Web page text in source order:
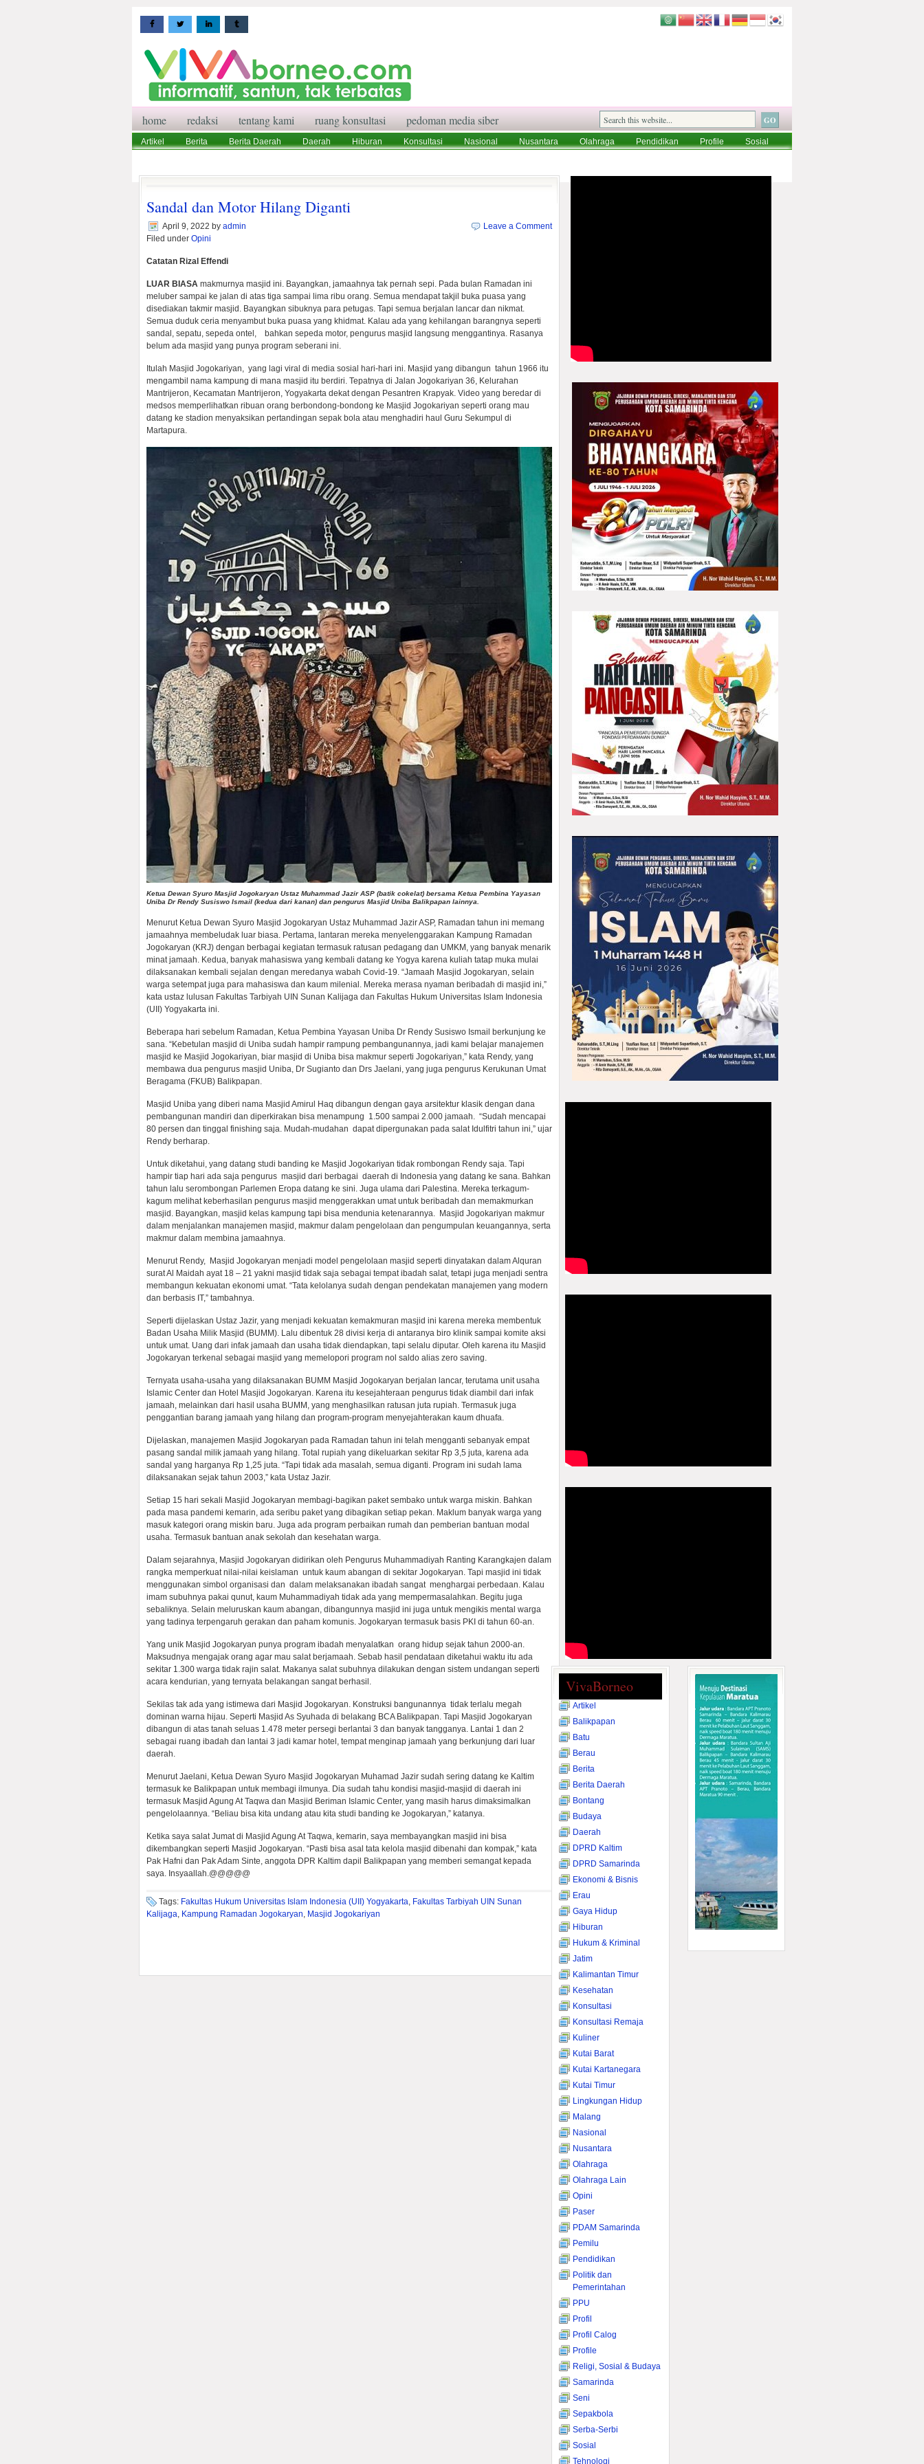
home redaksi tentang kami ruang konsultasi pedoman media siber
Artikel Berita Berita Daerah Daerah Hiburan Konsultasi Nasional Nusantara Olahraga Pendidikan Profile
Sosial
Sandal dan Motor Hilang Diganti
April 9, 2022 by admin
Filed under Opini
Leave a Comment
Catatan Rizal Effendi
LUAR BIASA makmurnya masjid ini. Bayangkan, jamaahnya tak pernah sepi. Pada bulan Ramadan ini
meluber sampai ke jalan di atas tiga sampai lima ribu orang. Semua mendapat takjil buka puasa yang
disediakan takmir masjid. Bayangkan sibuknya para petugas. Tapi semua berjalan lancar dan nikmat.
Semua duduk ceria menyambut buka puasa yang khidmat. Kalau ada yang kehilangan barangnya seperti
sandal, sepatu, sepeda ontel, bahkan sepeda motor, pengurus masjid langsung menggantinya. Rasanya
belum ada masjid yang punya program seberani ini.
Itulah Masjid Jogokariyan, yang lagi viral di media sosial hari-hari ini. Masjid yang dibangun tahun 1966 itu
mengambil nama kampung di mana masjid itu berdiri. Tepatnya di Jalan Jogokariyan 36, Kelurahan
Mantrijeron, Kecamatan Mantrijeron, Yogyakarta dekat dengan Pesantren Krapyak. Video yang beredar di
medsos memperlihatkan ribuan orang berbondong-bondong ke Masjid Jogokariyan seperti orang mau
datang ke stadion menyaksikan pertandingan sepak bola atau menghadiri haul Guru Sekumpul di
Martapura.
Ketua Dewan Syuro Masjid Jogokaryan Ustaz Muhammad Jazir ASP (batik cokelat) bersama Ketua Pembina Yayasan
Uniba Dr Rendy Susiswo Ismail (kedua dari kanan) dan pengurus Masjid Uniba Balikpapan lainnya.
Menurut Ketua Dewan Syuro Masjid Jogokaryan Ustaz Muhammad Jazir ASP, Ramadan tahun ini memang
jamaahnya membeludak luar biasa. Pertama, lantaran mereka menyelenggarakan Kampung Ramadan
Jogokaryan (KRJ) dengan berbagai kegiatan termasuk ratusan pedagang dan UMKM, yang banyak menarik
minat jamaah. Kedua, banyak mahasiswa yang kembali datang ke Yogya karena kuliah tatap muka mulai
dilaksanakan kembali sejalan dengan meredanya wabah Covid-19. “Jamaah Masjid Jogokaryan, selain
warga setempat juga para mahasiswa dan kaum milenial. Mereka merasa nyaman beribadah di masjid ini,”
kata ustaz lulusan Fakultas Tarbiyah UIN Sunan Kalijaga dan Fakultas Hukum Universitas Islam Indonesia
(UII) Yogyakarta ini.
Beberapa hari sebelum Ramadan, Ketua Pembina Yayasan Uniba Dr Rendy Susiswo Ismail berkunjung ke
sana. “Kebetulan masjid di Uniba sudah hampir rampung pembangunannya, jadi kami belajar manajemen
masjid ke Masjid Jogokariyan, biar masjid di Uniba bisa makmur seperti Jogokariyan,” kata Rendy, yang
membawa dua pengurus masjid Uniba, Dr Sugianto dan Drs Jaelani, yang juga pengurus Kerukunan Umat
Beragama (FKUB) Balikpapan.
Masjid Uniba yang diberi nama Masjid Amirul Haq dibangun dengan gaya arsitektur klasik dengan dana
pembangunan mandiri dan diperkirakan bisa menampung 1.500 sampai 2.000 jamaah. “Sudah mencapai
80 persen dan tinggal finishing saja. Mudah-mudahan dapat dipergunakan pada salat Idulfitri tahun ini,” ujar
Rendy berharap.
Untuk diketahui, yang datang studi banding ke Masjid Jogokariyan tidak rombongan Rendy saja. Tapi
hampir tiap hari ada saja pengurus masjid dari berbagai daerah di Indonesia yang datang ke sana. Bahkan
tahun lalu serombongan Parlemen Eropa datang ke sini. Juga ulama dari Palestina. Mereka terkagum-
kagum melihat keberhasilan pengurus masjid menggerakkan umat untuk beribadah dan memakmurkan
masjid. Bayangkan, masjid kelas kampung tapi bisa mendunia ketenarannya. Masjid Jogokariyan makmur
dalam menjalankan manajemen masjid, makmur dalam pengelolaan dan pengumpulan keuangannya, serta
makmur dalam membina jamaahnya.
Menurut Rendy, Masjid Jogokaryan menjadi model pengelolaan masjid seperti dinyatakan dalam Alquran
surat Al Maidah ayat 18 – 21 yakni masjid tidak saja sebagai tempat ibadah salat, tetapi juga menjadi sentra
membangun kekuatan ekonomi umat. “Tata kelolanya sudah dengan pendekatan manajemen yang modern
dan berbasis IT,” tambahnya.
Seperti dijelaskan Ustaz Jazir, yang menjadi kekuatan kemakmuran masjid ini karena mereka membentuk
Badan Usaha Milik Masjid (BUMM). Lalu dibentuk 28 divisi kerja di antaranya biro klinik sampai komite aksi
untuk umat. Uang dari infak jamaah dan usaha tidak diendapkan, tapi selalu diputar. Oleh karena itu Masjid
Jogokaryan terkenal sebagai masjid yang memelopori program nol saldo alias zero saving.
Ternyata usaha-usaha yang dilaksanakan BUMM Masjid Jogokaryan berjalan lancar, terutama unit usaha
Islamic Center dan Hotel Masjid Jogokaryan. Karena itu kesejahteraan pengurus tidak diambil dari infak
jamaah, melainkan dari hasil usaha BUMM, yang menghasilkan ratusan juta rupiah. Termasuk juga
penggantian barang jamaah yang hilang dan program-program menyejahterakan kaum dhuafa.
Dijelaskan, manajemen Masjid Jogokaryan pada Ramadan tahun ini telah mengganti sebanyak empat
pasang sandal milik jamaah yang hilang. Total rupiah yang dikeluarkan sekitar Rp 3,5 juta, karena ada
sandal yang harganya Rp 1,25 juta. “Tapi tidak ada masalah, semua diganti. Program ini sudah lama
dilaksanakan sejak tahun 2003,” kata Ustaz Jazir.
Setiap 15 hari sekali Masjid Jogokaryan membagi-bagikan paket sembako untuk warga miskin. Bahkan
pada masa pandemi kemarin, ada seribu paket yang dibagikan setiap pekan. Maklum banyak warga yang
masuk kategori orang miskin baru. Juga ada program perbaikan rumah dan pemberian bantuan modal
usaha. Termasuk bantuan anak sekolah dan kesehatan warga.
Dalam sejarahnya, Masjid Jogokaryan didirikan oleh Pengurus Muhammadiyah Ranting Karangkajen dalam
rangka memperkuat nilai-nilai keislaman untuk kaum abangan di sekitar Jogokaryan. Tapi masjid ini tidak
menggunakan simbol organisasi dan dalam melaksanakan ibadah sangat menghargai perbedaan. Kalau
imam subuhnya pakai qunut, kaum Muhammadiyah tidak ada yang mempermasalahkan. Begitu juga
sebaliknya. Selain meluruskan kaum abangan, dibangunnya masjid ini juga untuk mengikis mental warga
yang tadinya terpengaruh gerakan dan paham komunis. Jogokaryan termasuk basis PKI di tahun 60-an.
Yang unik Masjid Jogokaryan punya program ibadah menyalatkan orang hidup sejak tahun 2000-an.
Maksudnya mengajak orang agar mau salat berjamaah. Sebab hasil pendataan diketahui waktu itu ada
sekitar 1.300 warga tidak rajin salat. Makanya salat subuhnya dilakukan dengan sistem undangan seperti
acara kendurian, yang ternyata belakangan sangat berhasil.
Sekilas tak ada yang istimewa dari Masjid Jogokaryan. Konstruksi bangunannya tidak terlalu megah
dominan warna hijau. Seperti Masjid As Syuhada di belakang BCA Balikpapan. Tapi Masjid Jogokaryan
dibangun di atas tanah seluas 1.478 meter persegi berlantai 3 dan banyak tangganya. Lantai 1 dan 2
sebagai ruang ibadah dan lantai 3 jadi kamar hotel, tempat menginap jamaah yang berkunjung dari luar
daerah.
Menurut Jaelani, Ketua Dewan Syuro Masjid Jogokaryan Muhamad Jazir sudah sering datang ke Kaltim
termasuk ke Balikpapan untuk membagi ilmunya. Dia sudah tahu kondisi masjid-masjid di daerah ini
termasuk Masjid Agung At Taqwa dan Masjid Beriman Islamic Center, yang masih harus dimaksimalkan
pengelolaannya. “Beliau bisa kita undang atau kita studi banding ke Jogokaryan,” katanya.
Ketika saya salat Jumat di Masjid Agung At Taqwa, kemarin, saya membayangkan masjid ini bisa
dikembangkan seperti Masjid Jogokaryan. “Pasti bisa asal tata kelola masjid dibenahi dan kompak,” kata
Pak Hafni dan Pak Adam Sinte, anggota DPR Kaltim dapil Balikpapan yang memberi semangat kepada
saya. Insyaallah.@@@@@
Tags: Fakultas Hukum Universitas Islam Indonesia (UII) Yogyakarta, Fakultas Tarbiyah UIN Sunan
Kalijaga, Kampung Ramadan Jogokaryan, Masjid Jogokariyan
VivaBorneo
Artikel
Balikpapan
Batu
Berau
Berita
Berita Daerah
Bontang
Budaya
Daerah
DPRD Kaltim
DPRD Samarinda
Ekonomi & Bisnis
Erau
Gaya Hidup
Hiburan
Hukum & Kriminal
Jatim
Kalimantan Timur
Kesehatan
Konsultasi
Konsultasi Remaja
Kuliner
Kutai Barat
Kutai Kartanegara
Kutai Timur
Lingkungan Hidup
Malang
Nasional
Nusantara
Olahraga
Olahraga Lain
Opini
Paser
PDAM Samarinda
Pemilu
Pendidikan
Politik dan
Pemerintahan
PPU
Profil
Profil Calog
Profile
Religi, Sosial & Budaya
Samarinda
Seni
Sepakbola
Serba-Serbi
Sosial
Tehnologi